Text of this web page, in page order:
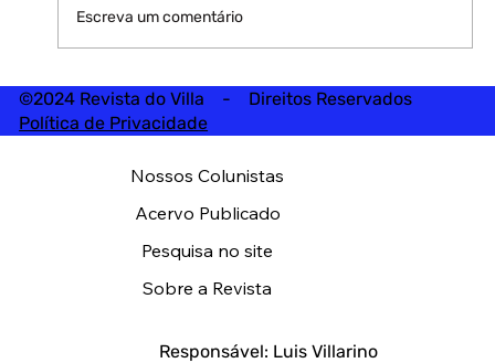
Escreva um comentário
©2024 Revista do Villa - Direitos Reservados
Política de Privacidade
Responsável: Luis Villarino
Nossos Colunistas
Acervo Publicado
Pesquisa no site
Sobre a Revista